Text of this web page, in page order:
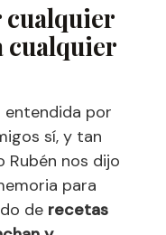
cualquier
cualquier
por
sí, y tan
nos dijo
para
de recetas